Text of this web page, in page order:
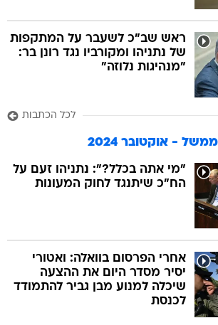
ראש שב"כ לשעבר על המתקפות
של נתניהו ומקורביו נגד רונן בר:
"מנהיגות נלוזה"
לכל הכתבות
- אוקטובר 2024
"מי אתה בכלל?": נתניהו זעם על
הח"כ שיתנגד לחוק המעונות
אחרי הפרסום בוואלה: ואטורי
יסיר מסדר היום את ההצעה
שיכלה למנוע מבן גביר להתמודד
לכנסת